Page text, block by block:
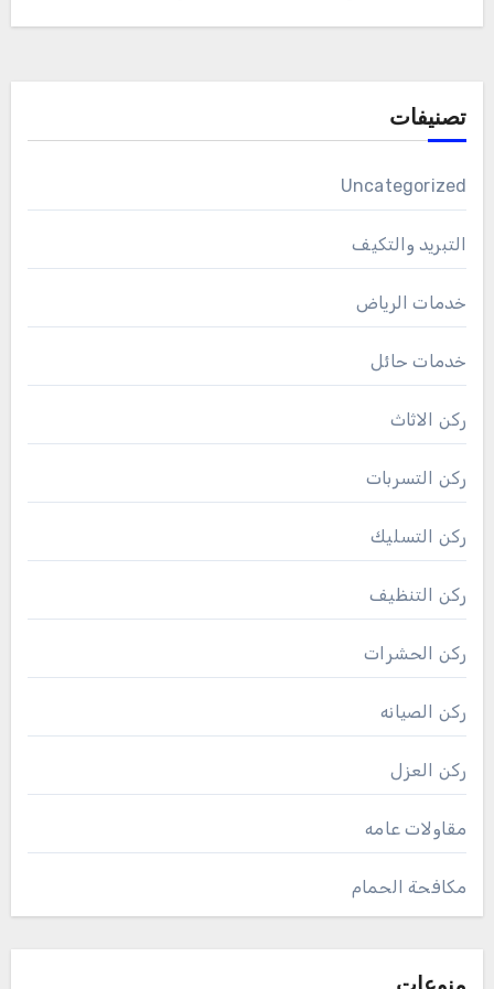
تصنيفات
Uncategorized
التبريد والتكيف
خدمات الرياض
خدمات حائل
ركن الاثاث
ركن التسربات
ركن التسليك
ركن التنظيف
ركن الحشرات
ركن الصيانه
ركن العزل
مقاولات عامه
مكافحة الحمام